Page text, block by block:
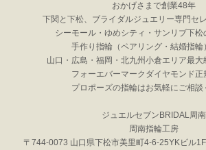
おかげさまで創業48年
下関と下松、ブライダルジュエリー専門セ
シーモール・ゆめシティ・サンリブ下松
手作り指輪（ペアリング・結婚指輪
山口・広島・福岡・北九州小倉エリア最大
フォーエバーマークダイヤモンド正
プロポーズの指輪はお気軽にご相談
ジュエルセブンBRIDAL周南
周南指輪工房
〒744-0073 山口県下松市美里町4-6-25YKビル